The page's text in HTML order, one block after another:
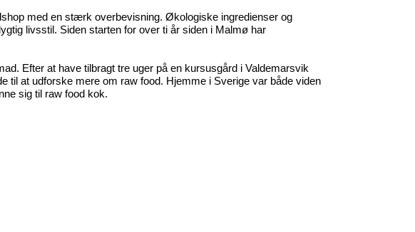
med en stærk overbevisning. Økologiske ingredienser og
livsstil. Siden starten for over ti år siden i Malmø har
Efter at have tilbragt tre uger på en kursusgård i Valdemarsvik
til at udforske mere om raw food. Hjemme i Sverige var både viden
sig til raw food kok.